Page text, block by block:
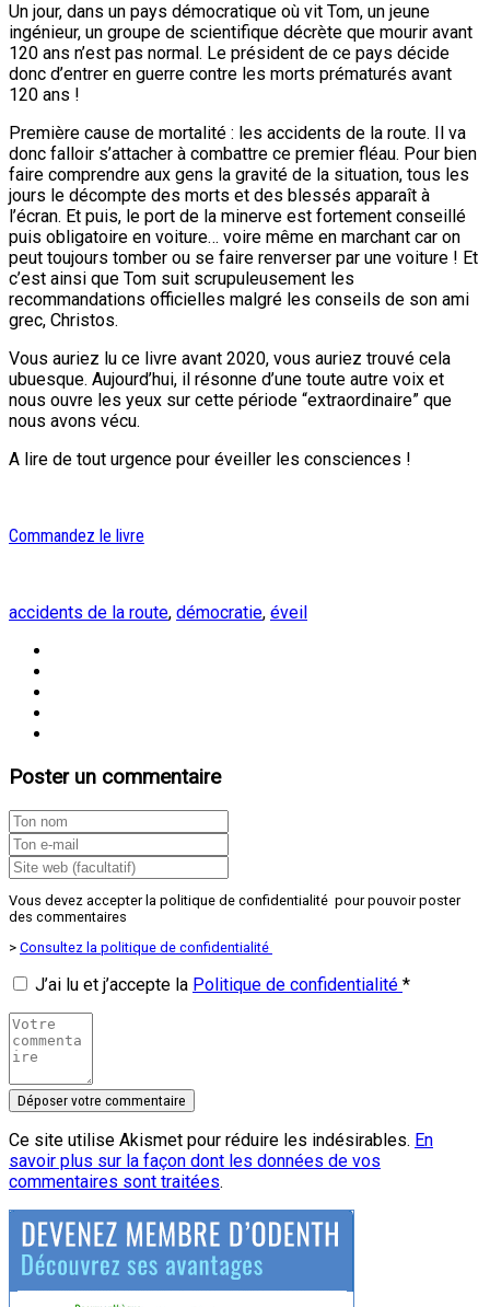
Un jour, dans un pays démocratique où vit Tom, un jeune
ingénieur, un groupe de scientifique décrète que mourir avant
120 ans n’est pas normal. Le président de ce pays décide
donc d’entrer en guerre contre les morts prématurés avant
120 ans !
Première cause de mortalité : les accidents de la route. Il va
donc falloir s’attacher à combattre ce premier fléau. Pour bien
faire comprendre aux gens la gravité de la situation, tous les
jours le décompte des morts et des blessés apparaît à
l’écran. Et puis, le port de la minerve est fortement conseillé
puis obligatoire en voiture… voire même en marchant car on
peut toujours tomber ou se faire renverser par une voiture ! Et
c’est ainsi que Tom suit scrupuleusement les
recommandations officielles malgré les conseils de son ami
grec, Christos.
Vous auriez lu ce livre avant 2020, vous auriez trouvé cela
ubuesque. Aujourd’hui, il résonne d’une toute autre voix et
nous ouvre les yeux sur cette période “extraordinaire” que
nous avons vécu.
A lire de tout urgence pour éveiller les consciences !
Commandez le livre
accidents de la route, démocratie, éveil
Poster un commentaire
Vous devez accepter la politique de confidentialité pour pouvoir poster
des commentaires
> Consultez la politique de confidentialité
J’ai lu et j’accepte la Politique de confidentialité *
Ce site utilise Akismet pour réduire les indésirables. En
savoir plus sur la façon dont les données de vos
commentaires sont traitées.